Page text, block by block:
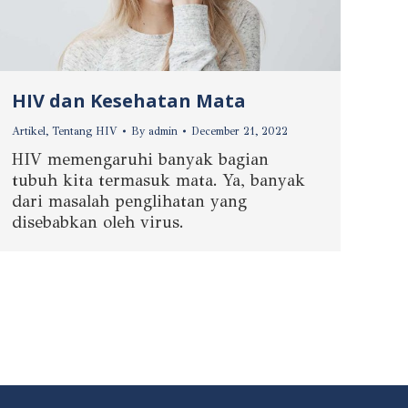
HIV dan Kesehatan Mata
Artikel, Tentang HIV By admin December 21, 2022
HIV memengaruhi banyak bagian
tubuh kita termasuk mata. Ya, banyak
dari masalah penglihatan yang
disebabkan oleh virus.